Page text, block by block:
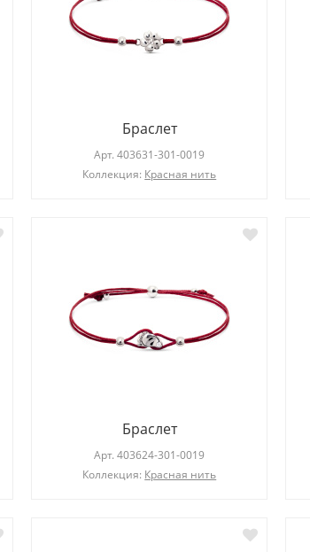
Браслет
Арт.403631-301-0019
Коллекция: Красная нить
Браслет
Арт.403624-301-0019
Коллекция: Красная нить